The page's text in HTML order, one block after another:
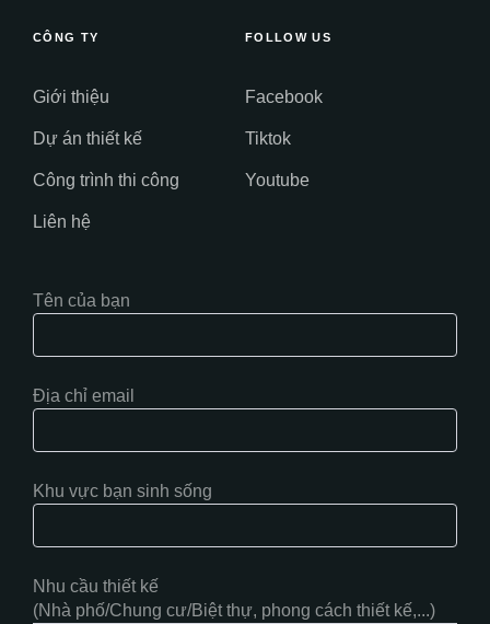
CÔNG TY
Giới thiệu
Dự án thiết kế
Công trình thi công
Liên hệ
FOLLOW US
Facebook
Tiktok
Youtube
Tên của bạn
Địa chỉ email
Khu vực bạn sinh sống
Nhu cầu thiết kế
(Nhà phố/Chung cư/Biệt thự, phong cách thiết kế,...)